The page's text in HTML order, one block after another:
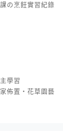
の烹飪實習紀錄
學習
佈置‧花草園藝